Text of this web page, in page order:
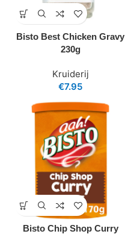
Bisto Best Chicken Gravy
230g
Kruiderij
€7.95
Bisto Chip Shop Curry